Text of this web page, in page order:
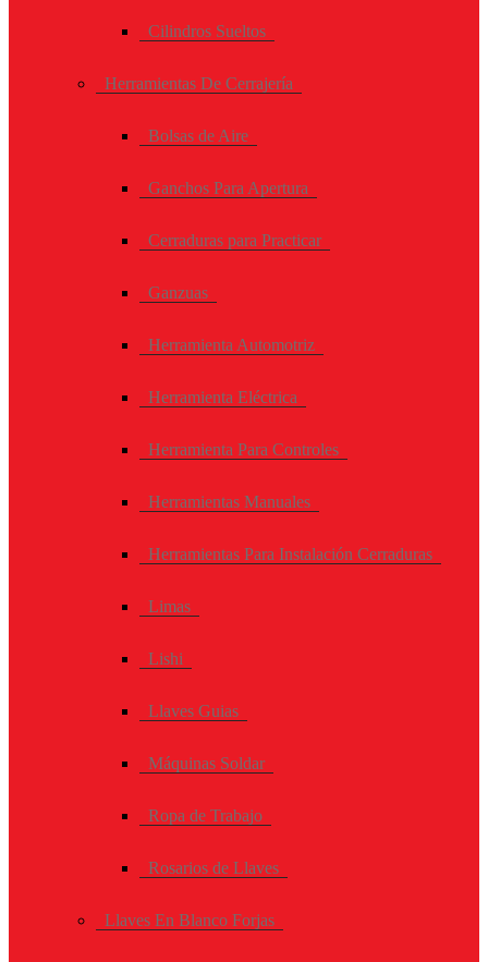
Cilindros Sueltos
Herramientas De Cerrajería
Bolsas de Aire
Ganchos Para Apertura
Cerraduras para Practicar
Ganzuas
Herramienta Automotriz
Herramienta Eléctrica
Herramienta Para Controles
Herramientas Manuales
Herramientas Para Instalación Cerraduras
Limas
Lishi
Llaves Guias
Máquinas Soldar
Ropa de Trabajo
Rosarios de Llaves
Llaves En Blanco Forjas